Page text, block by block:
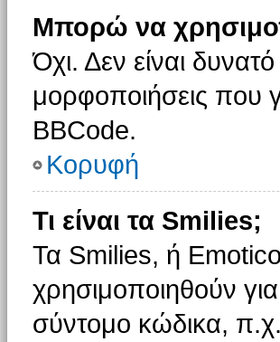
Μπορώ να
Όχι. Δεν είναι
μορφοποιήσεις που
BBCode.
Κορυφή
Τι είναι τα Smilies;
Τα Smilies, ή
χρησιμοποιηθούν
σύντομο κώδικα, π.χ.